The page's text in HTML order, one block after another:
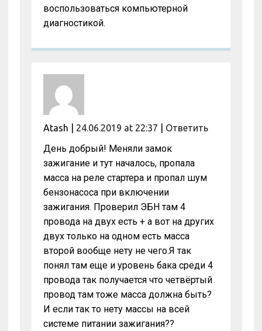
воспользоваться компьютерной
диагностикой.
Atash 24.06.2019 at 22:37 Ответить
День добрый! Меняли замок
зажигание и тут началось, пропала
масса на реле стартера и пропал шум
бензонасоса при включении
зажигания. Проверил ЭБН там 4
провода на двух есть + а вот на других
двух только на одном есть масса
второй вообще нету не чего.Я так
понял там еще и уровень бака среди 4
провода так получается что четвёртый
провод там тоже масса должна быть?
И если так то нету массы на всей
системе питании зажигания??